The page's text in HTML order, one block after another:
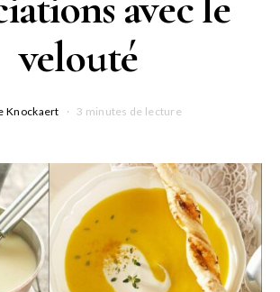
velouté
Knockaert 3 minutes de lecture